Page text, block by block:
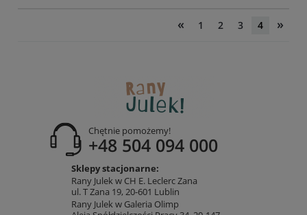
« 1 2 3 4 »
Chętnie pomożemy!
+48 504 094 000
Sklepy stacjonarne:
Rany Julek w CH E. Leclerc Zana
ul. T Zana 19, 20-601 Lublin
Rany Julek w Galeria Olimp